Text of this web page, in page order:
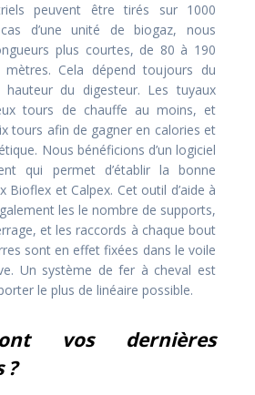
peuvent être tirés sur 1000
d’une unité de biogaz, nous
plus courtes, de 80 à 190
Cela dépend toujours du
du digesteur. Les tuyaux
tours de chauffe au moins, et
tours afin de gagner en calories et
Nous bénéficions d’un logiciel
qui permet d’établir la bonne
Bioflex et Calpex. Cet outil d’aide à
les le nombre de supports,
et les raccords à chaque bout
sont en effet fixées dans le voile
Un système de fer à cheval est
le plus de linéaire possible.
vos dernières
?